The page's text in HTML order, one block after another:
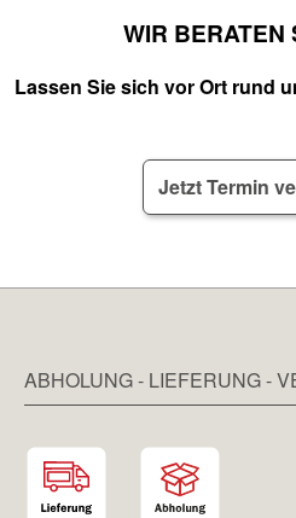
WIR BERATEN
Lassen Sie sich vor Ort rund
Jetzt Termin
ABHOLUNG - LIEFERUNG -